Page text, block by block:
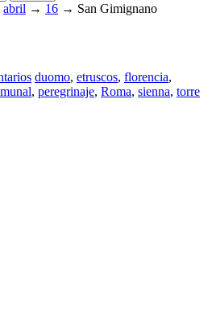
abril → 16 → San Gimignano
duomo, etruscos, florencia,
, peregrinaje, Roma, sienna, torre